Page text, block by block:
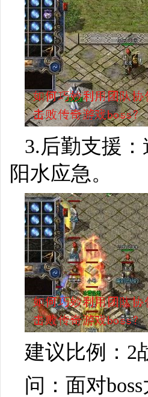
3.后勤支援
阳水应急。
建议比例：2
问：面对